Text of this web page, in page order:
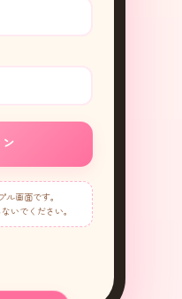
ル画面です。
いでください。